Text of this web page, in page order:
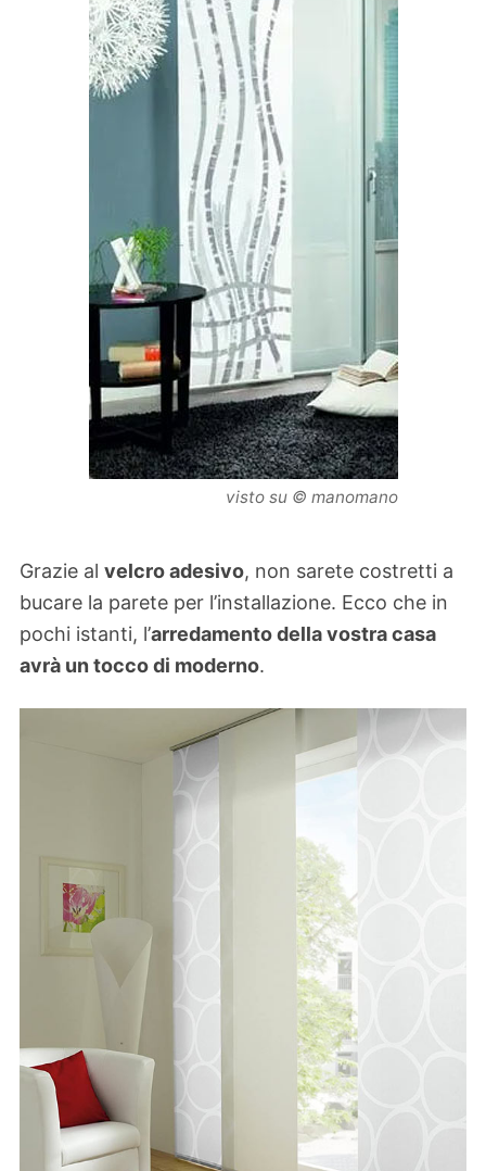
visto su © manomano
Grazie al velcro adesivo, non sarete costretti a
bucare la parete per l’installazione. Ecco che in
pochi istanti, l’arredamento della vostra casa
avrà un tocco di moderno.